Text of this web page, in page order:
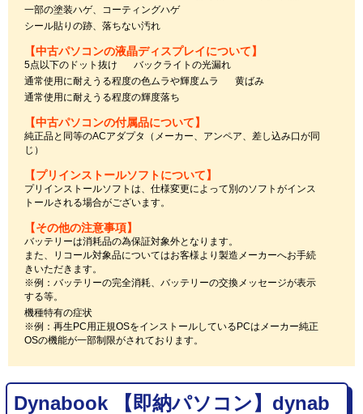
一部の塗装ハゲ、コーティングハゲ
シール貼りの跡、落ちない汚れ
【中古パソコンの液晶ディスプレイについて】
5点以下のドット抜け
バックライトの光漏れ
通常使用に耐えうる程度の色ムラや輝度ムラ
黄ばみ
通常使用に耐えうる程度の輝度落ち
【中古パソコンの付属品について】
純正品と同等のACアダプタ（メーカー、アンペア、差し込み口が同
じ）
【プリインストールソフトについて】
プリインストールソフトは、仕様変更によって別のソフトがインス
トールされる場合がございます。
【その他の注意事項】
バッテリーは消耗品の為保証対象外となります。
また、リコール対象品についてはお客様より製造メーカーへお手続
きいただきます。
※例：バッテリーの完全消耗、バッテリーの交換メッセージが表示
する等。
機種特有の症状
※例：再生PC用正規OSをインストールしているPCはメーカー純正
OSの機能が一部制限がされております。
Dynabook 【即納パソコン】dynab